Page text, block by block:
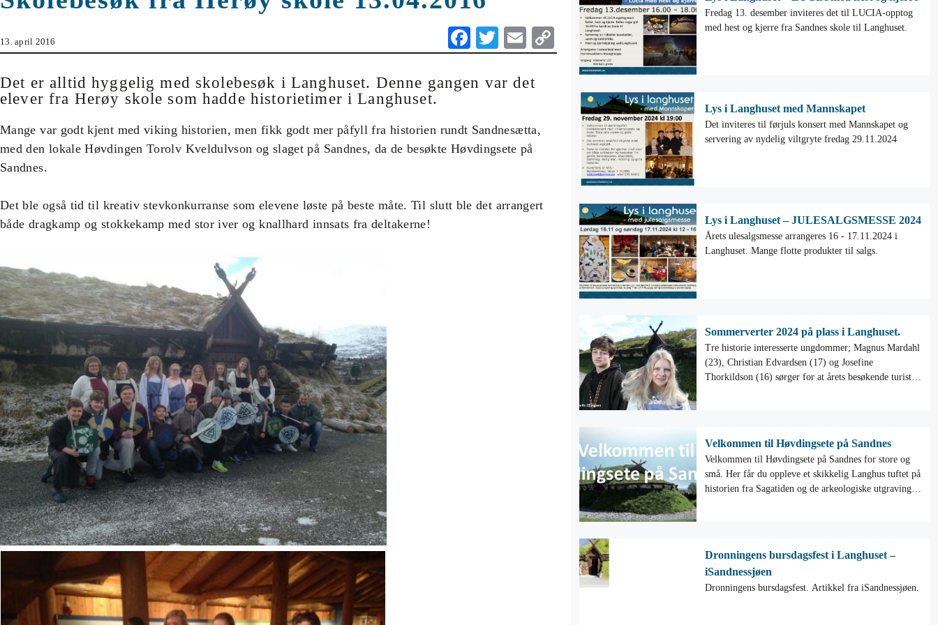
13. april 2016
Fa
ce
bo
T
wi
tte
E
m
ail
op
Det er alltid hyggelig med skolebesøk i Langhuset. Denne gangen var det
elever fra Herøy skole som hadde historietimer i Langhuset.
Mange var godt kjent med viking historien, men fikk godt mer påfyll fra historien rundt Sandnesætta,
med den lokale Høvdingen Torolv Kveldulvson og slaget på Sandnes, da de besøkte Høvdingsete på
Sandnes.
Det ble også tid til kreativ stevkonkurranse som elevene løste på beste måte. Til slutt ble det arrangert
både dragkamp og stokkekamp med stor iver og knallhard innsats fra deltakerne!
Fredag 13. desember inviteres det til LUCIA-opptog
med hest og kjerre fra Sandnes skole til Langhuset.
Lys i Langhuset med Mannskapet
Det inviteres til førjuls konsert med Mannskapet og
servering av nydelig viltgryte fredag 29.11.2024
Lys i Langhuset – JULESALGSMESSE 2024
Årets ulesalgsmesse arrangeres 16 - 17.11.2024 i
Langhuset. Mange flotte produkter til salgs.
Sommerverter 2024 på plass i Langhuset.
Tre historie interesserte ungdommer; Magnus Mardahl
(23), Christian Edvardsen (17) og Josefine
Thorkildson (16) sørger for at årets besøkende turister
Velkommen til Høvdingsete på Sandnes
Velkommen til Høvdingsete på Sandnes for store og
små. Her får du oppleve et skikkelig Langhus tuftet på
historien fra Sagatiden og de arkeologiske utgravinger
Dronningens bursdagsfest i Langhuset –
iSandnessjøen
Dronningens bursdagsfest. Artikkel fra iSandnessjøen.